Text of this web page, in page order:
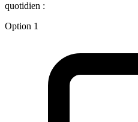
quotidien :
Option 1